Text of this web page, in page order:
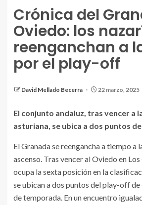
Crónica del
Oviedo: los
reenganchan a
por el play-off
David Mellado Becerra 22 marzo, 2025
Boyé celebra el gol que ha supuesto
Granada contra el Oviedo. /
El conjunto andaluz, tras vencer a
asturiana, se ubica a dos puntos
El Granada se reengancha a tiempo a
ascenso. Tras vencer al Oviedo en
ocupa la sexta posición en la
se ubican a dos puntos del play-off
de temporada. En un encuentro